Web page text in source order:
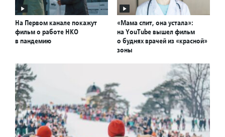
На Первом канале покажут
фильм о работе НКО
в пандемию
«Мама спит, она устала»:
на YouTube вышел фильм
о буднях врачей из «красной»
зоны